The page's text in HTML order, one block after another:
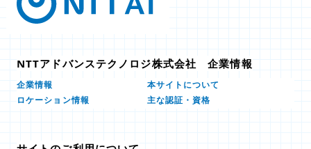
NTTアドバンステクノロジ株式会社 企業情報
企業情報
本サイトについて
ロケーション情報
主な認証・資格